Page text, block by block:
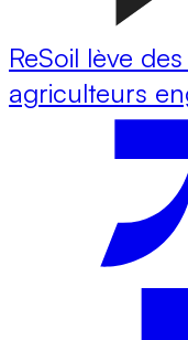
ReSoil lève
agriculteurs